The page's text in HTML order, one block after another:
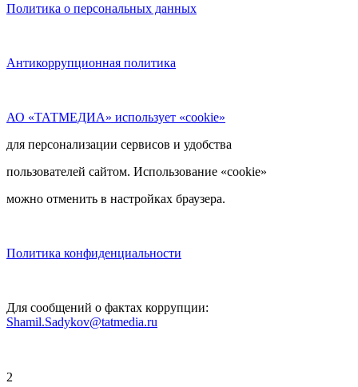
Политика о персональных данных
Антикоррупционная политика
АО «ТАТМЕДИА» использует «cookie»
для персонализации сервисов и удобства
пользователей сайтом. Использование «cookie»
можно отменить в настройках браузера.
Политика конфиденциальности
Для сообщений о фактах коррупции:
Shamil.Sadykov@tatmedia.ru
2